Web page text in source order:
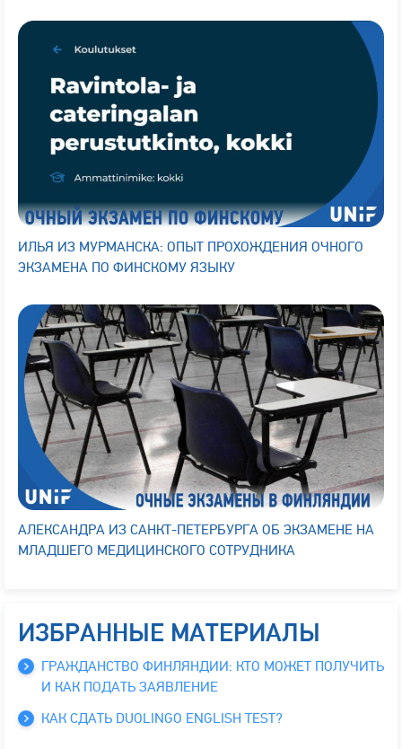
ИЛЬЯ ИЗ МУРМАНСКА: ОПЫТ ПРОХОЖДЕНИЯ ОЧНОГО
ЭКЗАМЕНА ПО ФИНСКОМУ ЯЗЫКУ
АЛЕКСАНДРА ИЗ САНКТ-ПЕТЕРБУРГА ОБ ЭКЗАМЕНЕ НА
МЛАДШЕГО МЕДИЦИНСКОГО СОТРУДНИКА
ИЗБРАННЫЕ МАТЕРИАЛЫ
ГРАЖДАНСТВО ФИНЛЯНДИИ: КТО МОЖЕТ ПОЛУЧИТЬ
И КАК ПОДАТЬ ЗАЯВЛЕНИЕ
КАК СДАТЬ DUOLINGO ENGLISH TEST?